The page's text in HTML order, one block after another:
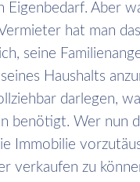
Eigenbedarf. Aber
hat man
seine
Haushalts
darlegen,
benötigt. Wer nun
Immobilie
verkaufen zu